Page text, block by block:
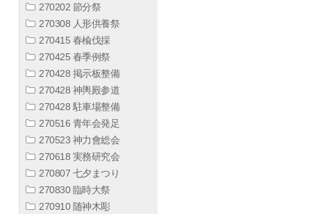
270202 節分祭
270308 人形供養祭
270415 春楡伐採
270425 春季例祭
270428 掲示板整備
270428 神輿殿参道
270428 駐車場整備
270516 青年会発足
270523 神力會総会
270618 実務研究会
270807 七夕まつり
270830 臨時大祭
270910 随神木彫